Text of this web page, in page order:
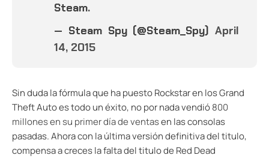
Steam.
— Steam Spy (@Steam_Spy) April
14, 2015
Sin duda la fórmula que ha puesto Rockstar en los Grand
Theft Auto es todo un éxito, no por nada vendió800
millones en su primer día de ventasen las consolas
pasadas. Ahora con la última versión definitiva del titulo,
compensa a creces la falta del titulo de Red Dead